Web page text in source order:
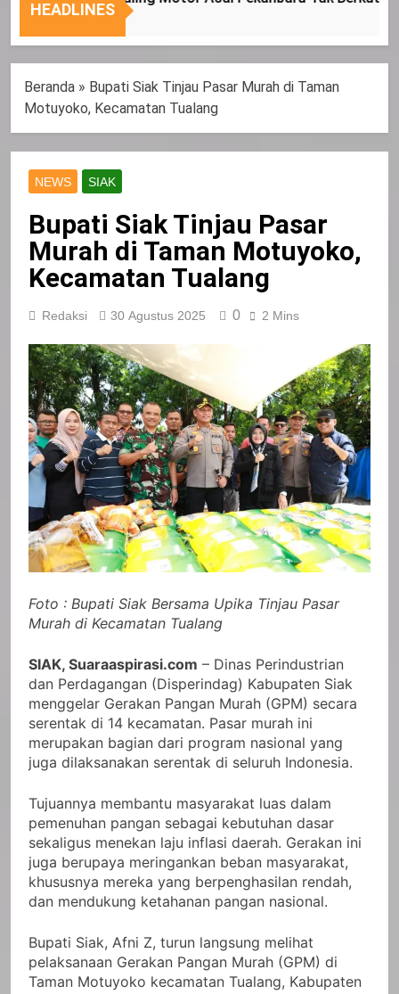
Nasional
Tepat
HEADLINES
Beranda » Bupati Siak Tinjau Pasar Murah di Taman
Motuyoko, Kecamatan Tualang
NEWS SIAK
Bupati Siak Tinjau Pasar
Murah di Taman Motuyoko,
Kecamatan Tualang
Redaksi 30 Agustus 2025 0 2 Mins
Foto : Bupati Siak Bersama Upika Tinjau Pasar
Murah di Kecamatan Tualang
SIAK, Suaraaspirasi.com – Dinas Perindustrian
dan Perdagangan (Disperindag) Kabupaten Siak
menggelar Gerakan Pangan Murah (GPM) secara
serentak di 14 kecamatan. Pasar murah ini
merupakan bagian dari program nasional yang
juga dilaksanakan serentak di seluruh Indonesia.
Tujuannya membantu masyarakat luas dalam
pemenuhan pangan sebagai kebutuhan dasar
sekaligus menekan laju inflasi daerah. Gerakan ini
juga berupaya meringankan beban masyarakat,
khususnya mereka yang berpenghasilan rendah,
dan mendukung ketahanan pangan nasional.
Bupati Siak, Afni Z, turun langsung melihat
pelaksanaan Gerakan Pangan Murah (GPM) di
Taman Motuyoko kecamatan Tualang, Kabupaten